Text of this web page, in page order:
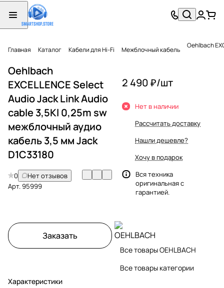
Главная Каталог Кабели для Hi-Fi Межблочный кабель Oehlbach
Oehlbach
EXCELLENCE Select
Audio Jack Link Audio
cable 3,5Kl 0,25m sw
межблочный аудио
кабель 3,5 мм Jack
D1C33180
0
Нет отзывов
Арт.95999
Заказать
Характеристики
2 490 ₽/шт
Нет в наличии
Рассчитать доставку
Нашли дешевле?
Хочу в подарок
Вся техника
оригинальная с
гарантией.
Все товары OEHLBACH
Все товары категории